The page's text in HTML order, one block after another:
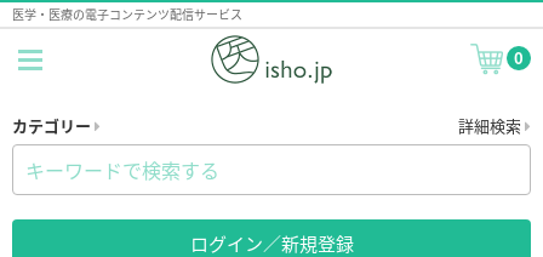
医学・医療の電子コンテンツ配信サービス
0
カテゴリー 詳細検索
ログイン／新規登録